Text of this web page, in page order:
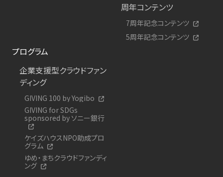
周年コンテンツ
7周年記念コンテンツ
5周年記念コンテンツ
プログラム
企業支援型クラウドファン
ディング
GIVING 100 by Yogibo
GIVING for SDGs
sponsored by ソニー銀行
ケイズハウスNPO助成プロ
グラム
ゆめ・まちクラウドファンディ
ング